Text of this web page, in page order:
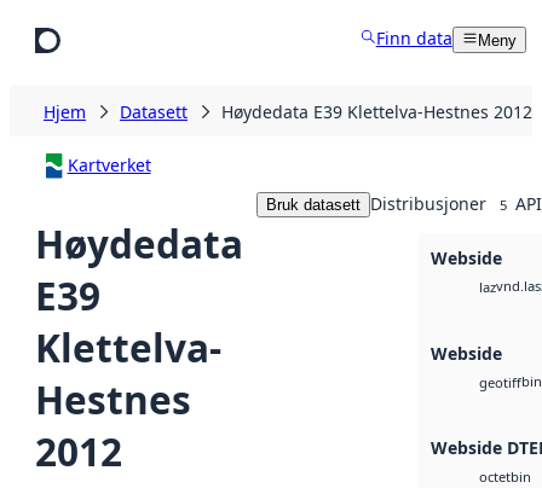
Finn data Meny
Hjem Datasett Høydedata E39 Klettelva-Hestnes 2012
Kartverket
Høydedata
E39
Klettelva-
Hestnes
2012
Bruk datasett Distribusjoner 5
Webside
laz
Webside
geotiffbin
Webside
octetbin